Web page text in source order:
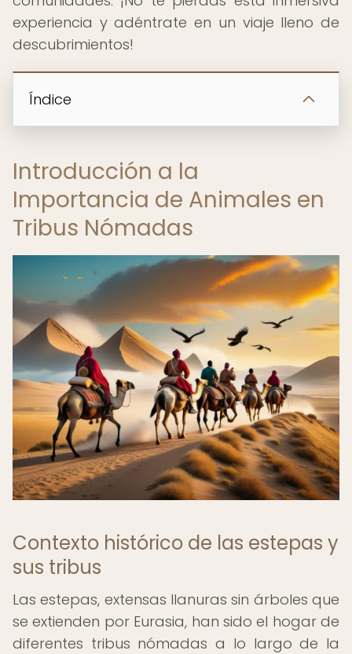
experiencia y adéntrate en un viaje lleno de
descubrimientos!
Índice
Introducción a la
Importancia de Animales en
Tribus Nómadas
Contexto histórico de las estepas y
sus tribus
Las estepas, extensas llanuras sin árboles que
se extienden por Eurasia, han sido el hogar de
diferentes tribus nómadas a lo largo de la